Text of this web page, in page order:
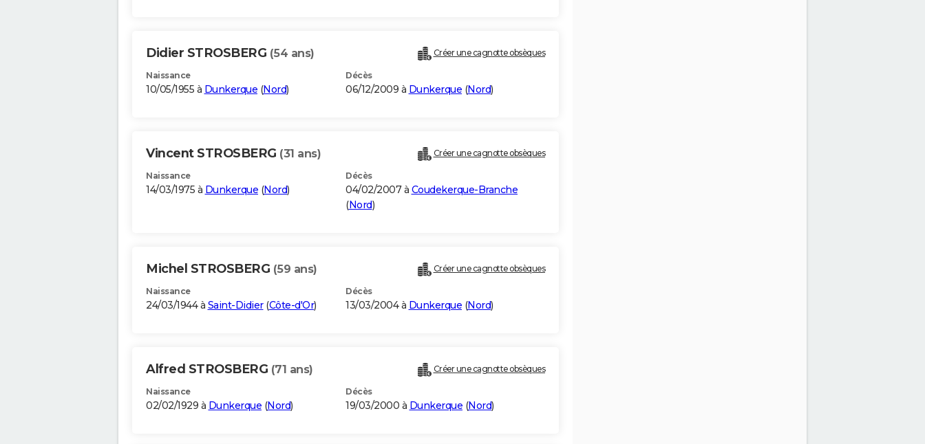
Didier STROSBERG (54 ans) Créer une cagnotte obsèques
Naissance
10/05/1955 à Dunkerque (Nord)
Décès
06/12/2009 à Dunkerque (Nord)
Vincent STROSBERG (31 ans) Créer une cagnotte obsèques
Naissance
14/03/1975 à Dunkerque (Nord)
Décès
04/02/2007 à Coudekerque-Branche
(Nord)
Michel STROSBERG (59 ans) Créer une cagnotte obsèques
Naissance
24/03/1944 à Saint-Didier(Côte-d'Or)
Décès
13/03/2004 à Dunkerque (Nord)
Alfred STROSBERG (71 ans) Créer une cagnotte obsèques
Naissance
02/02/1929 à Dunkerque (Nord)
Décès
19/03/2000 à Dunkerque (Nord)